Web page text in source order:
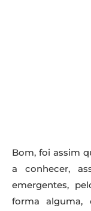
Bom, foi assim
a conhecer,
emergentes,
forma alguma,